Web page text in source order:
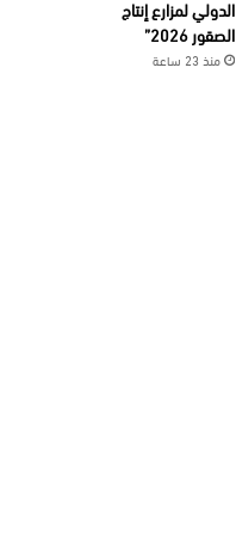
الدولي لمزارع إنتاج
الصقور 2026”
منذ 23 ساعة